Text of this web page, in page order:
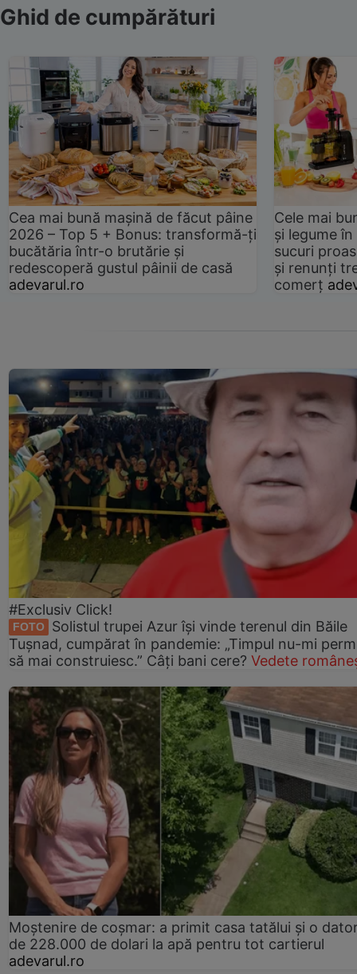
Ghid de cumpărături
Cea mai bună mașină de făcut pâine
2026 – Top 5 + Bonus: transformă-ți
bucătăria într-o brutărie și
redescoperă gustul pâinii de casă
adevarul.ro
Cele mai
și legume
sucuri
și renunți
comerț
#Exclusiv Click!
FOTO
Solistul trupei Azur își vinde terenul din Băile
Tușnad, cumpărat în pandemie: „Timpul nu-mi
să mai construiesc.” Câți bani cere? Vedete
Moștenire de coșmar: a primit casa tatălui și o
de 228.000 de dolari la apă pentru tot cartierul
adevarul.ro